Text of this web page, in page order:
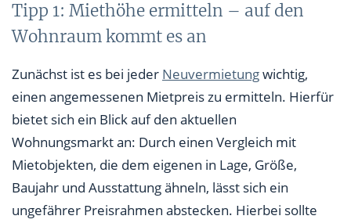
Tipp 1: Miethöhe ermitteln – auf den
Wohnraum kommt es an
Zunächst ist es bei jeder Neuvermietungwichtig,
einen angemessenen Mietpreis zu ermitteln. Hierfür
bietet sich ein Blick auf den aktuellen
Wohnungsmarkt an: Durch einen Vergleich mit
Mietobjekten, die dem eigenen in Lage, Größe,
Baujahr und Ausstattung ähneln, lässt sich ein
ungefährer Preisrahmen abstecken. Hierbei sollte